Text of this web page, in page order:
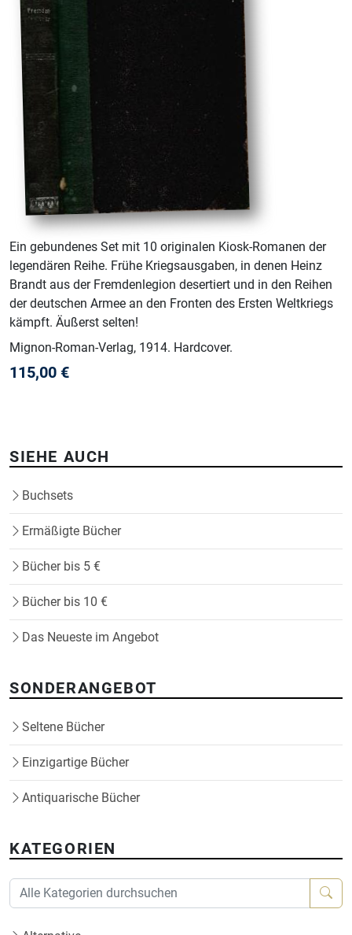
Ein gebundenes Set mit 10 originalen Kiosk-Romanen der
legendären Reihe. Frühe Kriegsausgaben, in denen Heinz
Brandt aus der Fremdenlegion desertiert und in den Reihen
der deutschen Armee an den Fronten des Ersten Weltkriegs
kämpft. Äußerst selten!
Mignon-Roman-Verlag, 1914. Hardcover.
115,00 €
SIEHE AUCH
Buchsets
Ermäßigte Bücher
Bücher bis 5 €
Bücher bis 10 €
Das Neueste im Angebot
SONDERANGEBOT
Seltene Bücher
Einzigartige Bücher
Antiquarische Bücher
KATEGORIEN